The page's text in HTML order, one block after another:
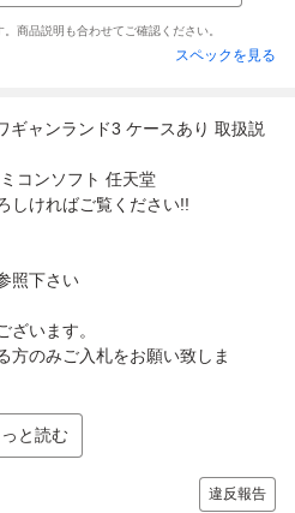
商品説明も合わせてご確認ください。
スペックを見る
ギャンランド3 ケースあり 取扱説
コンソフト 任天堂
しければご覧ください!!
照下さい
ざいます。
方のみご入札をお願い致しま
っと読む
違反報告